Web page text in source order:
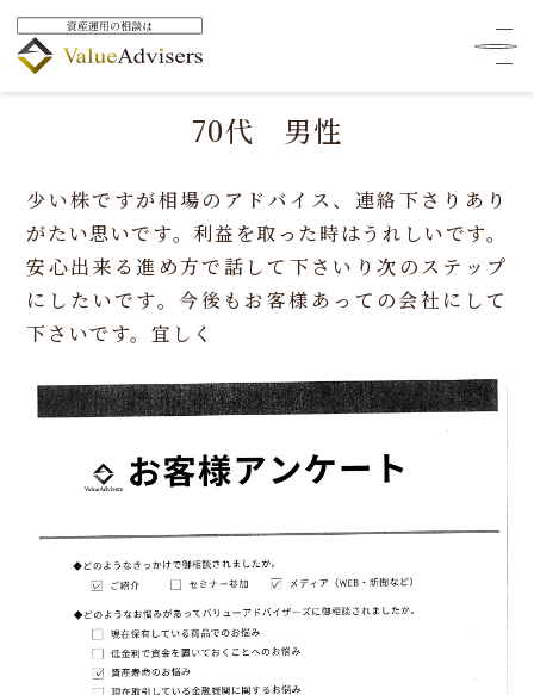
HOME お客様の声
70代 男性
少い株ですが相場のアドバイス、連絡下さりあり
がたい思いです。利益を取った時はうれしいです。
安心出来る進め方で話して下さいり次のステップ
にしたいです。今後もお客様あっての会社にして
下さいです。宜しく